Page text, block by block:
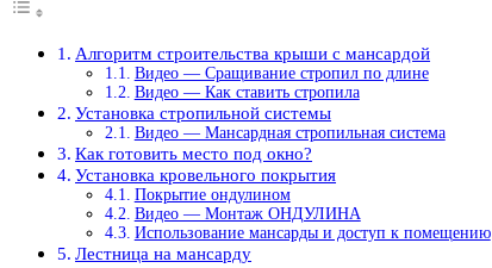
Алгоритм строительства крыши с мансардой
Видео — Сращивание стропил по длине
Видео — Как ставить стропила
Установка стропильной системы
Видео — Мансардная стропильная система
Как готовить место под окно?
Установка кровельного покрытия
Покрытие ондулином
Видео — Монтаж ОНДУЛИНА
Использование мансарды и доступ к помещению
Лестница на мансарду